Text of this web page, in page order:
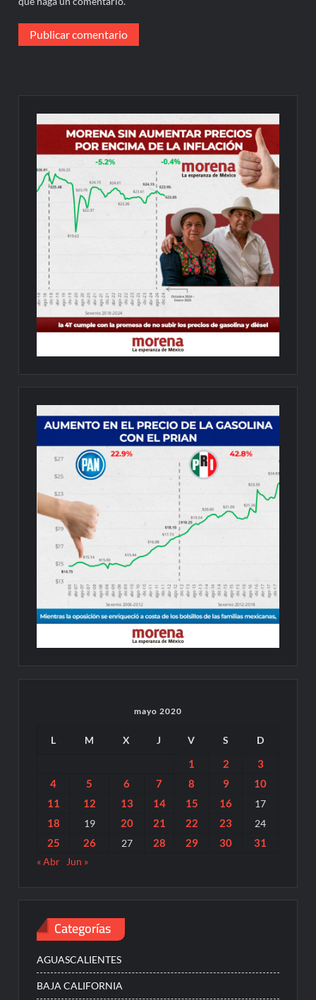
mayo 2020
L M X J V S D
1 2
3
4
5 6 7 8 9
10
11
12 13 14 15 16 17
18 19 20 21 22 23 24
25 26 27 28 29 30 31
« Abr Jun »
Categorías
AGUASCALIENTES
BAJA CALIFORNIA